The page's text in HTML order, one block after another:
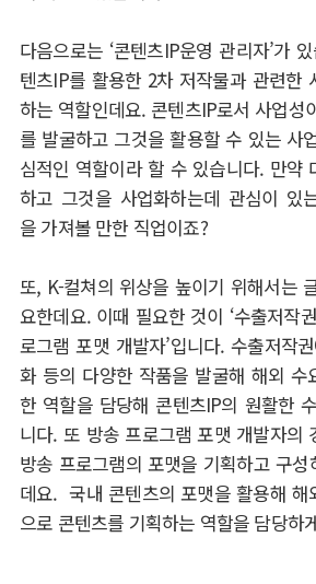
다음으로는 ‘콘텐츠IP운영 관리자’가
텐츠IP를 활용한 2차 저작물과 관련한
하는 역할인데요. 콘텐츠IP로서 사업성
를 발굴하고 그것을 활용할 수 있는 사
심적인 역할이라 할 수 있습니다. 만약
하고 그것을 사업화하는데 관심이 있
을 가져볼 만한 직업이죠?
또, K-컬쳐의 위상을 높이기 위해서는
요한데요. 이때 필요한 것이 ‘수출저작
로그램 포맷 개발자’입니다. 수출저작
화 등의 다양한 작품을 발굴해 해외 수
한 역할을 담당해 콘텐츠IP의 원활한
니다. 또 방송 프로그램 포맷 개발자의
방송 프로그램의 포맷을 기획하고 구
데요. 국내 콘텐츠의 포맷을 활용해 해
으로 콘텐츠를 기획하는 역할을 담당하